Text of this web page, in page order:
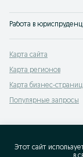
Работа в
Карта сайта
Карта регионов
Карта бизнес-
Популярные запросы
Этот сайт